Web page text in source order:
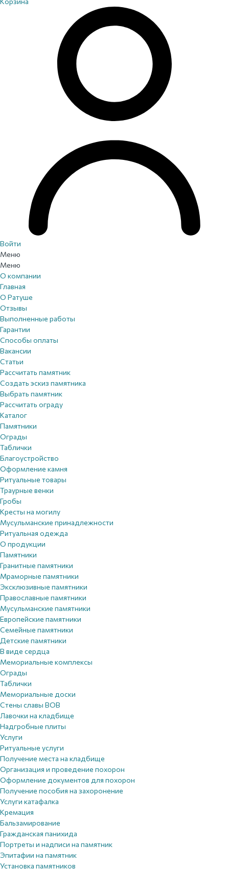
Войти
Меню
Меню
О компании
Главная
О Ратуше
Отзывы
Выполненные работы
Гарантии
Способы оплаты
Вакансии
Статьи
Рассчитать памятник
Создать эскиз памятника
Выбрать памятник
Рассчитать ограду
Каталог
Памятники
Ограды
Таблички
Благоустройствo
Оформление камня
Ритуальные товары
Траурные венки
Гробы
Кресты на могилу
Мусульманские принадлежности
Ритуальная одежда
О продукции
Памятники
Гранитные памятники
Мраморные памятники
Эксклюзивные памятники
Православные памятники
Мусульманские памятники
Европейские памятники
Семейные памятники
Детские памятники
В виде сердца
Мемориальные комплексы
Ограды
Таблички
Мемориальные доски
Стены славы ВОВ
Лавочки на кладбище
Надгробные плиты
Услуги
Ритуальные услуги
Получение места на кладбище
Организация и проведение похорон
Оформление документов для похорон
Получение пособия на захоронение
Услуги катафалка
Кремация
Бальзамирование
Гражданская панихида
Портреты и надписи на памятник
Эпитафии на памятник
Установка памятников